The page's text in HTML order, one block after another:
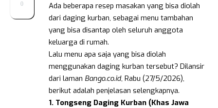
0
Ada beberapa resep masakan yang bisa diolah
dari daging kurban, sebagai menu tambahan
yang bisa disantap oleh seluruh anggota
keluarga di rumah.
Lalu menu apa saja yang bisa diolah
menggunakan daging kurban tersebut? Dilansir
dari laman Bango.co.id, Rabu (27/5/2026),
berikut adalah penjelasan selengkapnya.
1. Tongseng Daging Kurban (Khas Jawa